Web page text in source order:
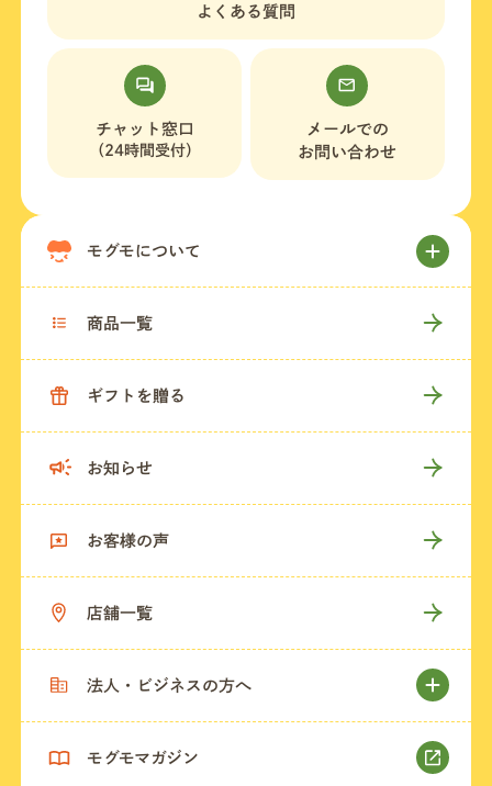
よくある質問
チャット窓口
（24時間受付）
メールでの
お問い合わせ
モグモについて
商品一覧
ギフトを贈る
お知らせ
お客様の声
店舗一覧
法人・ビジネスの方へ
モグモマガジン